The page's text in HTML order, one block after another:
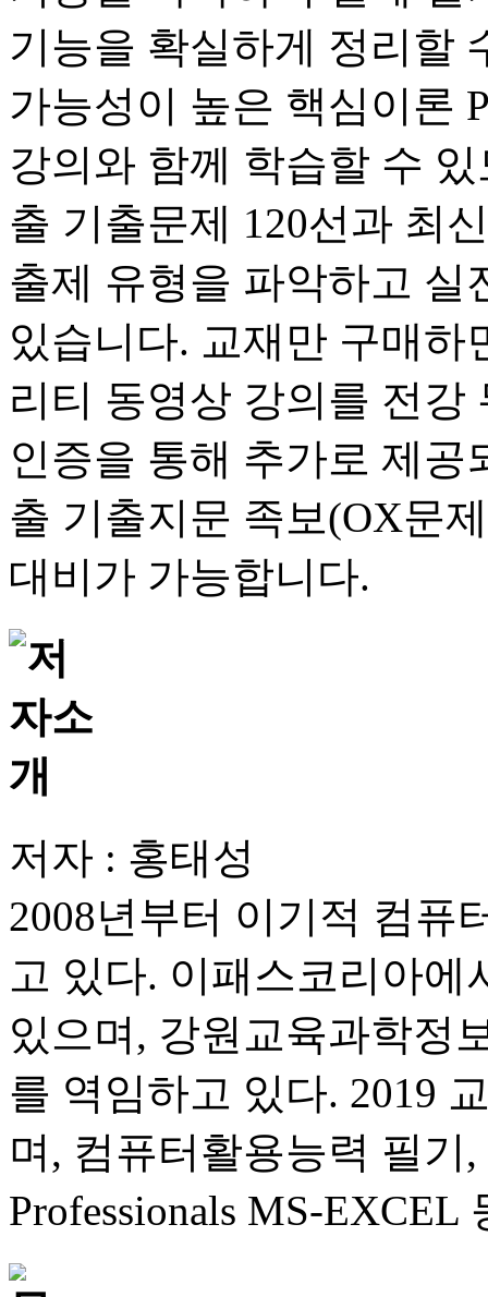
기능을 확실하게 정리할
가능성이 높은 핵심이론
강의와 함께 학습할 수
출 기출문제 120선과 최
출제 유형을 파악하고 실
있습니다. 교재만 구매하
리티 동영상 강의를 전강
인증을 통해 추가로 제공
출 기출지문 족보(OX문
대비가 가능합니다.
저자 : 홍태성
2008년부터 이기적 컴퓨
고 있다. 이패스코리아
있으며, 강원교육과학정
를 역임하고 있다. 2019
며, 컴퓨터활용능력 필기
Professionals MS-